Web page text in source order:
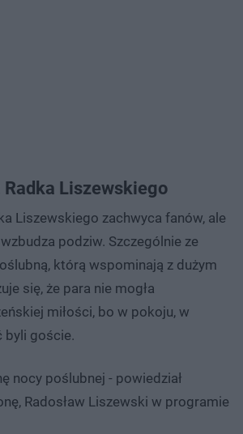
Radka Liszewskiego
Liszewskiego zachwyca fanów, ale
podziw. Szczególnie ze
którą wspominają z dużym
się, że para nie mogła
miłości, bo w pokoju, w
byli goście.
nocy poślubnej - powiedział
Radosław Liszewski w programie